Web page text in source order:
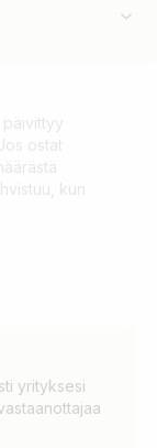
ostat
kun
yrityksesi